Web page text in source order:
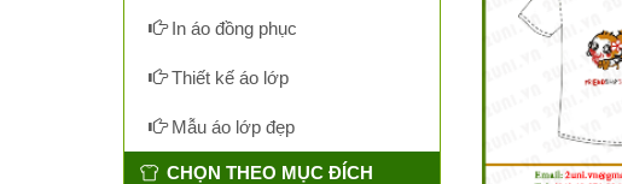
In áo đồng phục
Thiết kế áo lớp
Mẫu áo lớp đẹp
CHỌN THEO MỤC ĐÍCH